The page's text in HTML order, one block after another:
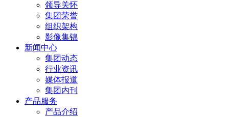
领导关怀
集团荣誉
组织架构
影像集锦
新闻中心
集团动态
行业资讯
媒体报道
集团内刊
产品服务
产品介绍